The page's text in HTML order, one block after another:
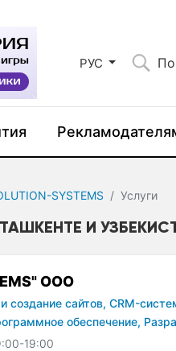
РУС
SYSTEMS Услуги
ТАШКЕНТЕ И
OOO
создание сайтов, CRM-
обеспечение,
19:00